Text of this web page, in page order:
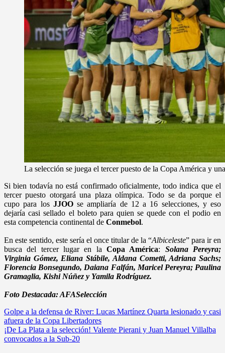
La selección se juega el tercer puesto de la Copa América y
Si bien todavía no está confirmado oficialmente, todo indica que el
tercer puesto otorgará una plaza olímpica. Todo se da porque el
cupo para los JJOOse ampliaría de 12 a 16 selecciones, y eso
dejaría casi sellado el boleto para quien se quede con el podio en
esta competencia continental de Conmebol.
En este sentido, este sería el once titular de la “Albiceleste” para ir en
busca del tercer lugar en la Copa América: Solana Pereyra;
Virginia Gómez, Eliana Stábile, Aldana Cometti, Adriana Sachs;
Florencia Bonsegundo, Daiana Falfán, Maricel Pereyra; Paulina
Gramaglia, Kishi Núñez y Yamila Rodríguez.
Foto Destacada: AFASelección
Navegación
de
entradas
Golpe a la defensa de River: Lucas Martínez Quarta lesionado y casi
afuera de la Copa Libertadores
¡De La Plata a la selección! Valente Pierani y Juan Manuel Villalba
convocados a la Sub-20